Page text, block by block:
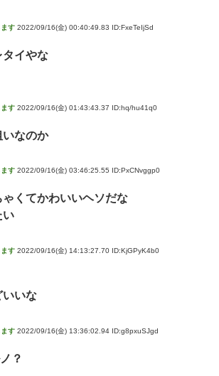
す 2022/09/16(金) 00:40:49.83 ID:FxeTeIjSd
タイやな
す 2022/09/16(金) 01:43:43.37 ID:hq/hu41q0
いなのか
す 2022/09/16(金) 03:46:25.55 ID:PxCNvggp0
くてかわいいヘソだな
い
す 2022/09/16(金) 14:13:27.70 ID:KjGPyK4b0
いいな
す 2022/09/16(金) 13:36:02.94 ID:g8pxuSJgd
？